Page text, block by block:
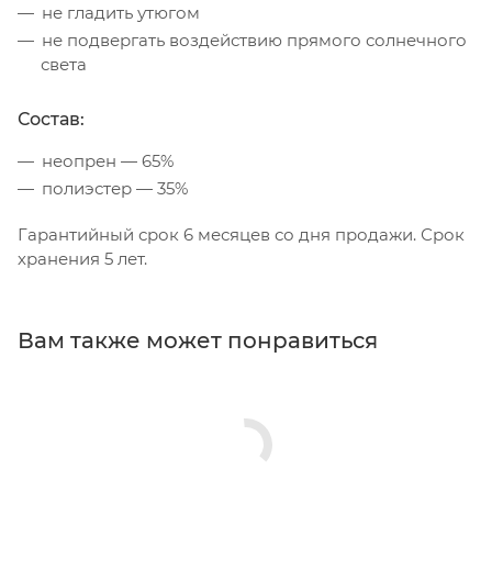
не гладить утюгом
не подвергать воздействию прямого солнечного
света
Состав:
неопрен — 65%
полиэстер — 35%
Гарантийный срок 6 месяцев со дня продажи. Срок
хранения 5 лет.
Вам также может понравиться